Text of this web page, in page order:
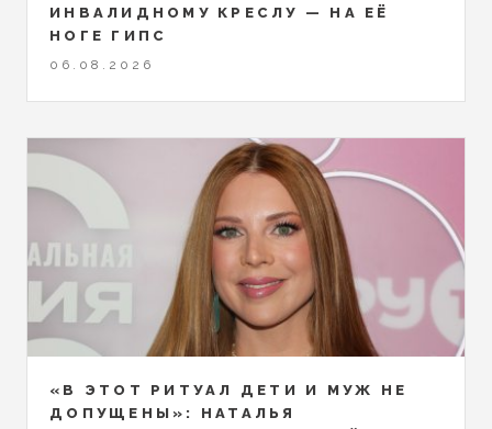
ИНВАЛИДНОМУ КРЕСЛУ — НА ЕЁ
НОГЕ ГИПС
06.08.2026
«В ЭТОТ РИТУАЛ ДЕТИ И МУЖ НЕ
ДОПУЩЕНЫ»: НАТАЛЬЯ